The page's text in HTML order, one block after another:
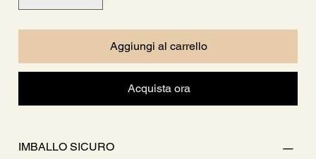
Aggiungi al carrello
Acquista ora
IMBALLO SICURO